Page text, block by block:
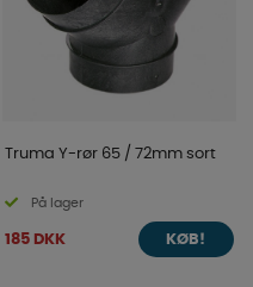
Truma Y-rør 65 / 72mm sort
På lager
185 DKK KØB!